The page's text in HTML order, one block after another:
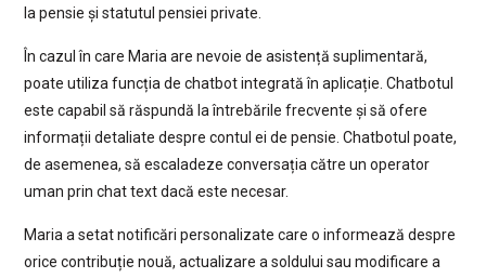
la pensie și statutul pensiei private.
În cazul în care Maria are nevoie de asistență suplimentară,
poate utiliza funcția de chatbot integrată în aplicație. Chatbotul
este capabil să răspundă la întrebările frecvente și să ofere
informații detaliate despre contul ei de pensie. Chatbotul poate,
de asemenea, să escaladeze conversația către un operator
uman prin chat text dacă este necesar.
Maria a setat notificări personalizate care o informează despre
orice contribuție nouă, actualizare a soldului sau modificare a